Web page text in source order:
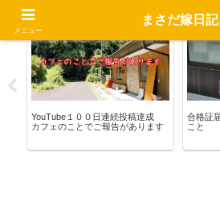
YouTube１００日連続投稿達成
カフェのことでご報告があります
宅建合
合格証
こと
メニュー
まさだ嫁日記